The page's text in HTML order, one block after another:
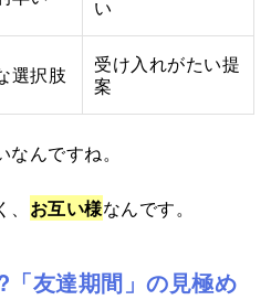
い
選択肢
受け入れがたい提
案
んですね。
お互い様なんです。
友達期間」の見極め